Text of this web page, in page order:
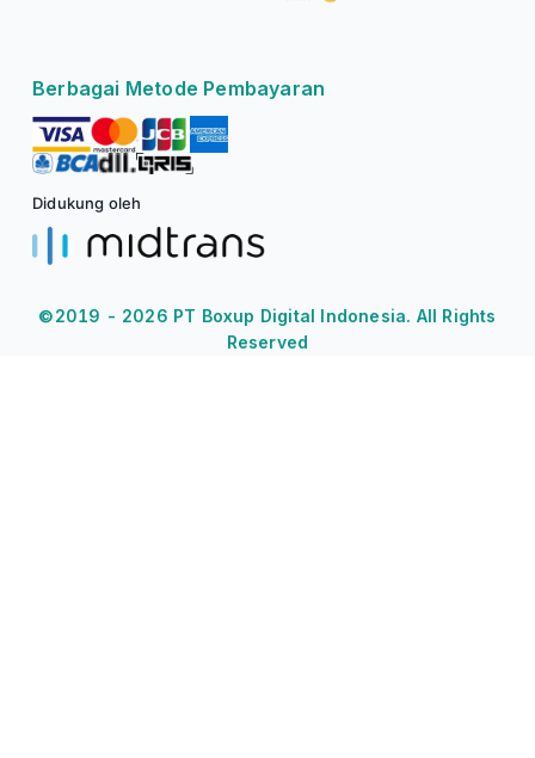
Berbagai Metode Pembayaran
Didukung oleh
©2019 - 2026 PT Boxup Digital Indonesia. All Rights
Reserved